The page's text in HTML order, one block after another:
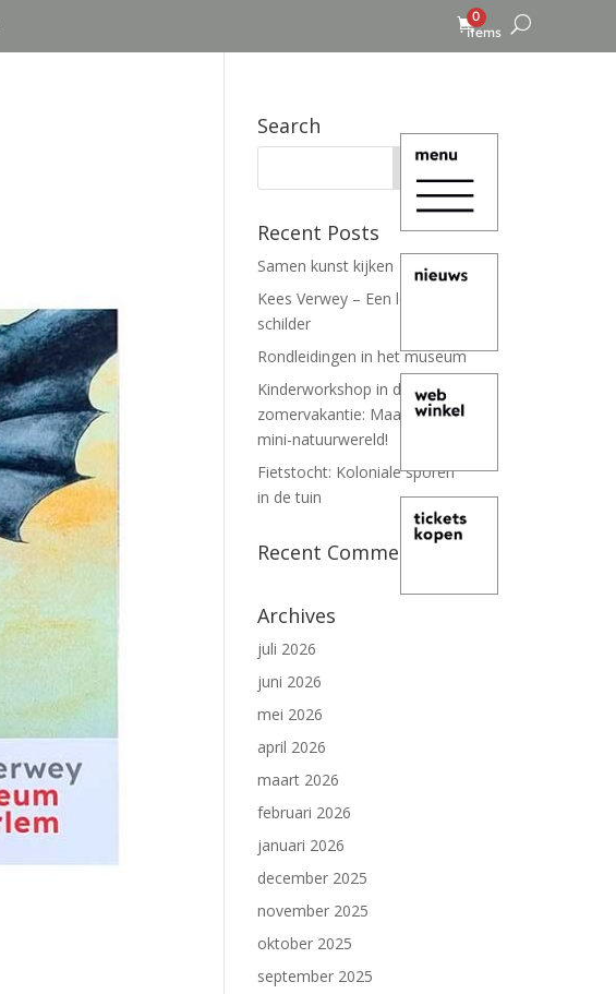
0
items
Search
Recent Posts
Samen kunst kijken
Kees Verwey – Een leven lang
schilder
Rondleidingen in het museum
Kinderworkshop in de
zomervakantie: Maak je eigen
mini-natuurwereld!
Fietstocht: Koloniale sporen
in de tuin
Recent Comments
Archives
juli 2026
juni 2026
mei 2026
april 2026
maart 2026
februari 2026
januari 2026
december 2025
november 2025
oktober 2025
september 2025